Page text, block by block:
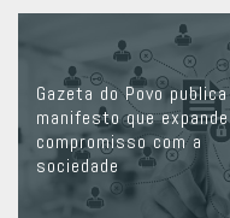
Gazeta do Povo publica
manifesto que expande
compromisso com a
sociedade